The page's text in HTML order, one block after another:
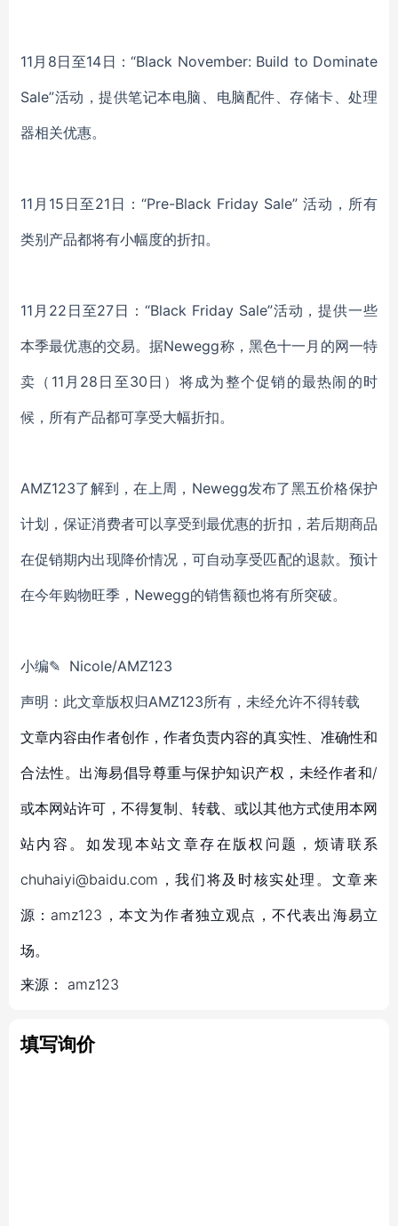
11月8日至14日：“Black November: Build to Dominate
Sale”活动，提供笔记本电脑、电脑配件、存储卡、处理
器相关优惠。
11月15日至21日：“Pre-Black Friday Sale” 活动，所有
类别产品都将有小幅度的折扣。
11月22日至27日：“Black Friday Sale”活动，提供一些
本季最优惠的交易。据Newegg称，黑色十一月的网一特
卖（11月28日至30日）将成为整个促销的最热闹的时
候，所有产品都可享受大幅折扣。
AMZ123了解到，在上周，Newegg发布了黑五价格保护
计划，保证消费者可以享受到最优惠的折扣，若后期商品
在促销期内出现降价情况，可自动享受匹配的退款。预计
在今年购物旺季，Newegg的销售额也将有所突破。
小编✎ Nicole/AMZ123
声明：此文章版权归AMZ123所有，未经允许不得转载
文章内容由作者创作，作者负责内容的真实性、准确性和
合法性。出海易倡导尊重与保护知识产权，未经作者和/
或本网站许可，不得复制、转载、或以其他方式使用本网
站内容。如发现本站文章存在版权问题，烦请联系
chuhaiyi@baidu.com，我们将及时核实处理。文章来
源：amz123，本文为作者独立观点，不代表出海易立
场。
来源： amz123
填写询价